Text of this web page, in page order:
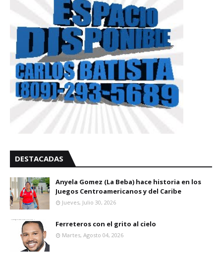
DESTACADAS
Anyela Gomez (La Beba) hace historia en los
Juegos Centroamericanos y del Caribe
Jueves, Julio 30, 2026
Ferreteros con el grito al cielo
Martes, Agosto 04, 2026